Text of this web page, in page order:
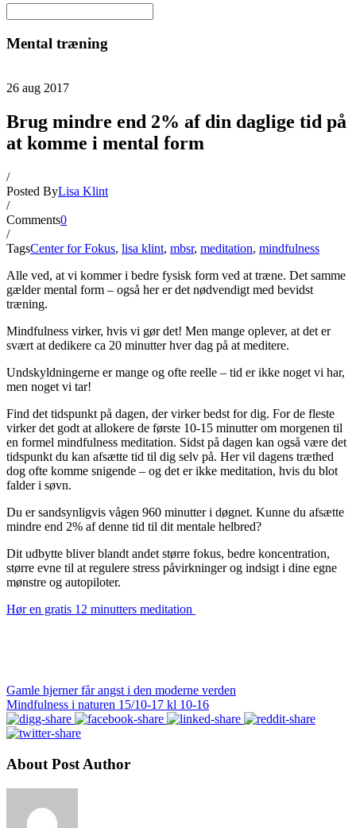
Mental træning
26 aug 2017
Brug mindre end 2% af din daglige tid på
at komme i mental form
/
Posted ByLisa Klint
/
Comments0
/
TagsCenter for Fokus, lisa klint, mbsr, meditation, mindfulness
Alle ved, at vi kommer i bedre fysisk form ved at træne. Det samme
gælder mental form – også her er det nødvendigt med bevidst
træning.
Mindfulness virker, hvis vi gør det! Men mange oplever, at det er
svært at dedikere ca 20 minutter hver dag på at meditere.
Undskyldningerne er mange og ofte reelle – tid er ikke noget vi har,
men noget vi tar!
Find det tidspunkt på dagen, der virker bedst for dig. For de fleste
virker det godt at allokere de første 10-15 minutter om morgenen til
en formel mindfulness meditation. Sidst på dagen kan også være det
tidspunkt du kan afsætte tid til dig selv på. Her vil dagens træthed
dog ofte komme snigende – og det er ikke meditation, hvis du blot
falder i søvn.
Du er sandsynligvis vågen 960 minutter i døgnet. Kunne du afsætte
mindre end 2% af denne tid til dit mentale helbred?
Dit udbytte bliver blandt andet større fokus, bedre koncentration,
større evne til at regulere stress påvirkninger og indsigt i dine egne
mønstre og autopiloter.
Hør en gratis 12 minutters meditation
Gamle hjerner får angst i den moderne verden
Mindfulness i naturen 15/10-17 kl 10-16
About Post Author